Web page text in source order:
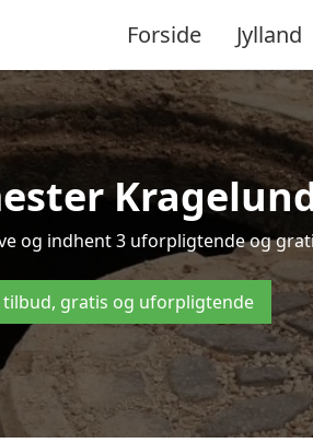
Forside Jylland
og indhent 3 uforpligtende og
gratis og uforpligtende